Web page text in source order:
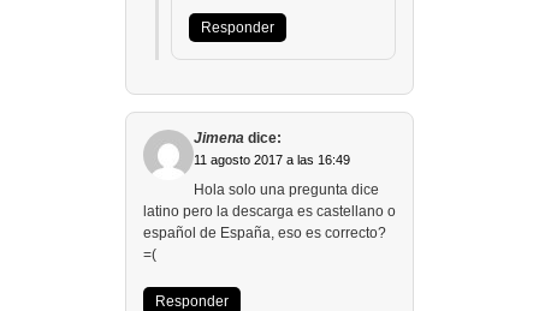
Responder
Jimena dice:
11 agosto 2017 a las 16:49
Hola solo una pregunta dice
latino pero la descarga es castellano o
español de España, eso es correcto?
=(
Responder